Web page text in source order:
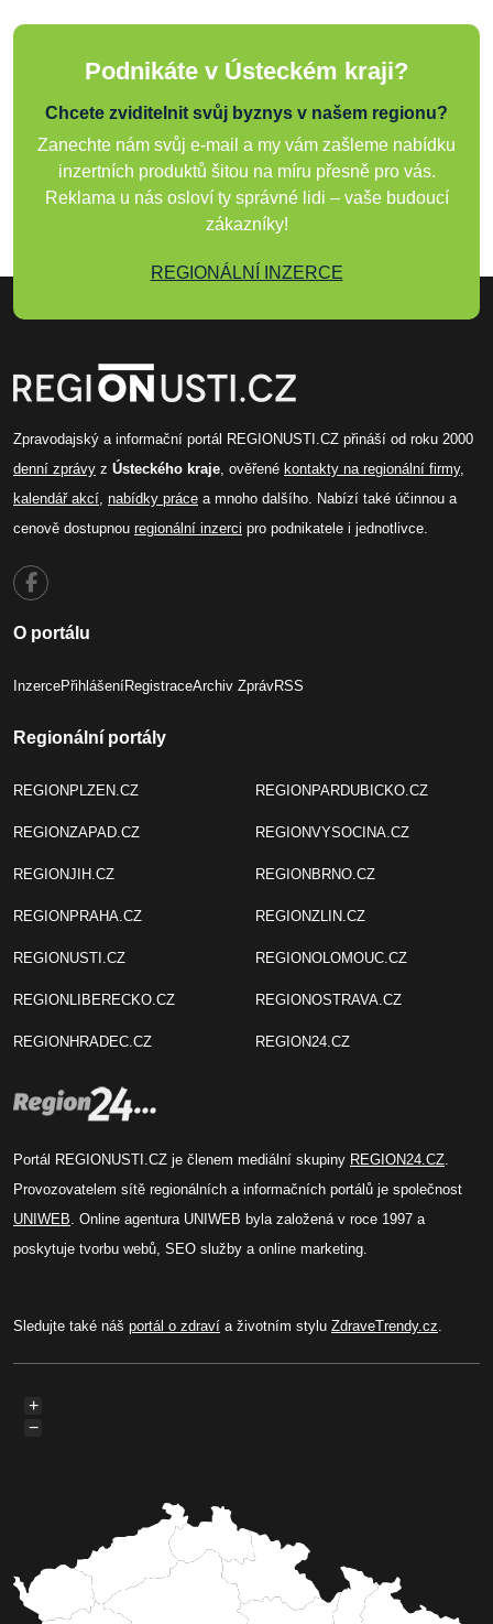
Podnikáte v Ústeckém kraji?
Chcete zviditelnit svůj byznys v našem regionu?
Zanechte nám svůj e-mail a my vám zašleme nabídku
inzertních produktů šitou na míru přesně pro vás.
Reklama u nás osloví ty správné lidi – vaše budoucí
zákazníky!
REGIONÁLNÍ INZERCE
Zpravodajský a informační portál REGIONUSTI.CZ přináší od roku 2000
denní zprávy z Ústeckého kraje, ověřené kontakty na regionální firmy,
kalendář akcí, nabídky práce a mnoho dalšího. Nabízí také účinnou a
cenově dostupnou regionální inzerci pro podnikatele i jednotlivce.
O portálu
InzercePřihlášeníRegistraceArchiv ZprávRSS
Regionální portály
REGIONPLZEN.CZ
REGIONZAPAD.CZ
REGIONJIH.CZ
REGIONPRAHA.CZ
REGIONUSTI.CZ
REGIONLIBERECKO.CZ
REGIONHRADEC.CZ
REGIONPARDUBICKO.CZ
REGIONVYSOCINA.CZ
REGIONBRNO.CZ
REGIONZLIN.CZ
REGIONOLOMOUC.CZ
REGIONOSTRAVA.CZ
REGION24.CZ
Portál REGIONUSTI.CZ je členem mediální skupiny REGION24.CZ.
Provozovatelem sítě regionálních a informačních portálů je společnost
UNIWEB. Online agentura UNIWEB byla založená v roce 1997 a
poskytuje tvorbu webů, SEO služby a online marketing.
Sledujte také náš portál o zdraví a životním stylu ZdraveTrendy.cz.
+
−